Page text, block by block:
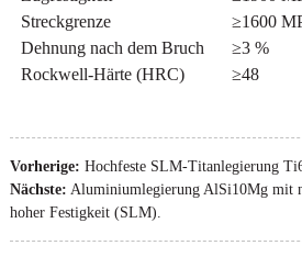
Streckgrenze
≥1600
Dehnung nach dem Bruch
≥3 %
Rockwell-Härte (HRC)
≥48
Vorherige: Hochfeste SLM-Titanlegierung
Nächste: Aluminiumlegierung AlSi10Mg mit
hoher Festigkeit (SLM).